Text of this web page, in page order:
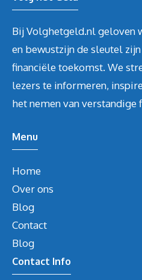
Bij Volghetgeld.nl geloven
en bewustzijn de sleutel
financiële toekomst. We
lezers te informeren,
het nemen van verstandige
Menu
Home
Over ons
Blog
Contact
Blog
Contact Info